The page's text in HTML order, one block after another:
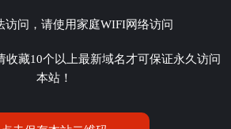
访问，请使用家庭WIFI网络访问
收藏10个以上最新域名才可保证永久访问
本站！